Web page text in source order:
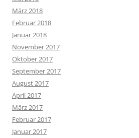
März 2018
Februar 2018
Januar 2018
November 2017
Oktober 2017
September 2017
August 2017
April 2017
März 2017
Februar 2017
Januar 2017